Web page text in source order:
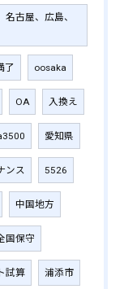
古屋、広島、
了 oosaka
OA 入換え
愛知県
ンス 5526
中国地方
国保守
試算 浦添市